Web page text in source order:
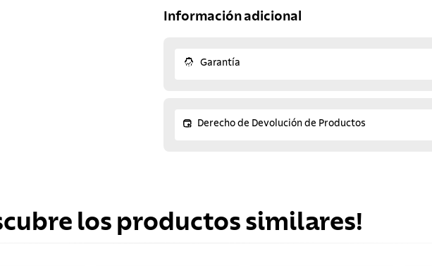
Información adicional
Garantía
Derecho de Devolución de Productos
los productos similares!